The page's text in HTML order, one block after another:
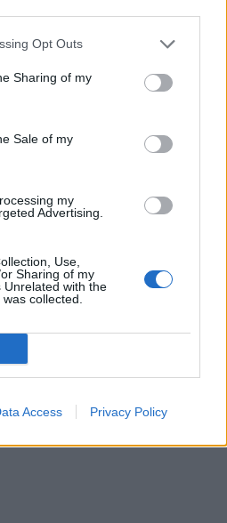
Opt Outs
Sharing of my
Sale of my
my
Advertising.
Use,
Sharing of my
Unrelated with the
collected.
Access Privacy Policy
„Mercedes Sprinter“ virto
aukščiausios klasės
kemperis (nuotraukos)
Verslas
„Enefit“ vadovas palieka
pareigas